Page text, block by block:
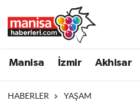
Manisa İzmir Akhisar
HABERLER YAŞAM
Manisa Nöbetçi Eczaneler